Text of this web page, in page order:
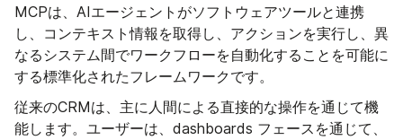
MCPは、AIエージェントがソフトウェアツールと連携
し、コンテキスト情報を取得し、アクションを実行し、異
なるシステム間でワークフローを自動化することを可能に
する標準化されたフレームワークです。
従来のCRMは、主に人間による直接的な操作を通じて機
能します。ユーザーは、dashboards フェースを通じて、